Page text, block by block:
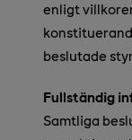
enligt
beslutade
Fullständig
Samtliga